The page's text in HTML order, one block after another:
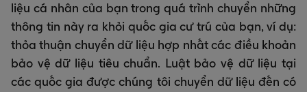
liệu cá nhân của bạn trong quá trình chuyển những
thông tin này ra khỏi quốc gia cư trú của bạn, ví dụ:
thỏa thuận chuyển dữ liệu hợp nhất các điều khoản
bảo vệ dữ liệu tiêu chuẩn. Luật bảo vệ dữ liệu tại
các quốc gia được chúng tôi chuyển dữ liệu đến có